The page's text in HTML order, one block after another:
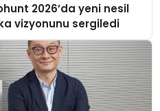
2026’da yeni nesil
vizyonunu sergiledi